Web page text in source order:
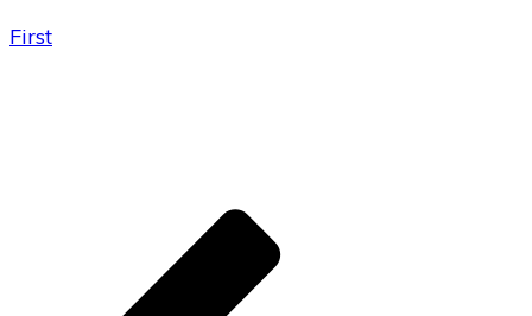
First